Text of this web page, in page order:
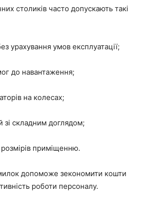
столиків часто допускають такі
урахування умов експлуатації;
до навантаження;
на колесах;
зі складним доглядом;
розмірів приміщенню.
допоможе зекономити кошти
роботи персоналу.